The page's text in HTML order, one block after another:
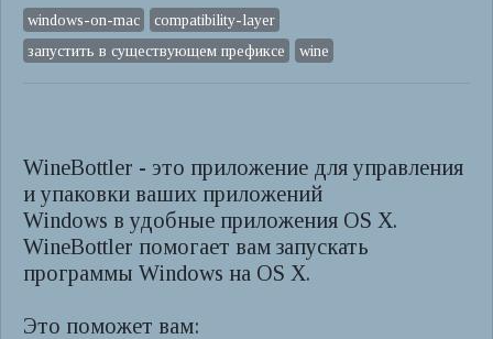
windows-on-mac
compatibility-layer
запустить в существующем префиксе
wine
WineBottler - это приложение для управления
и упаковки ваших приложений
Windows в удобные приложения OS X.
WineBottler помогает вам запускать
программы Windows на OS X.
Это поможет вам: